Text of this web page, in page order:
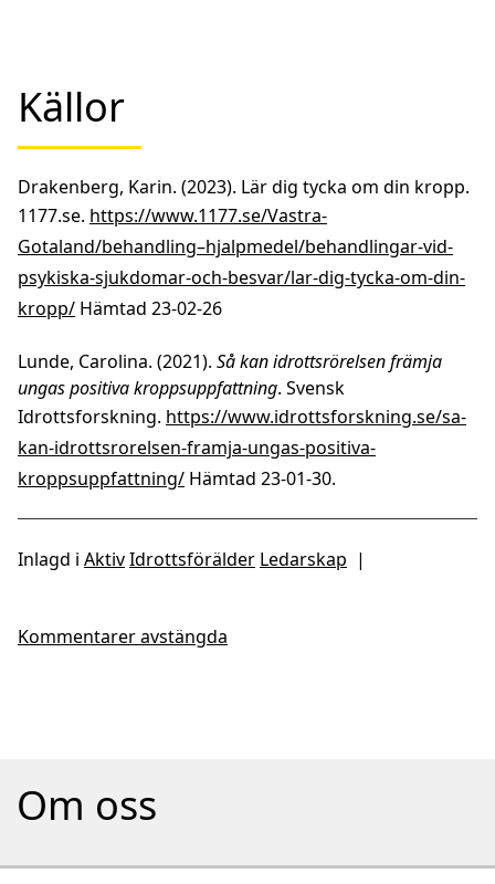
Källor
Drakenberg, Karin. (2023). Lär dig tycka om din kropp.
1177.se. https://www.1177.se/Vastra-
Gotaland/behandling–hjalpmedel/behandlingar-vid-
psykiska-sjukdomar-och-besvar/lar-dig-tycka-om-din-
kropp/ Hämtad 23-02-26
Lunde, Carolina. (2021). Så kan idrottsrörelsen främja
ungas positiva kroppsuppfattning. Svensk
Idrottsforskning. https://www.idrottsforskning.se/sa-
kan-idrottsrorelsen-framja-ungas-positiva-
kroppsuppfattning/ Hämtad 23-01-30.
Inlagd i AktivIdrottsförälder Ledarskap |
Kommentarer avstängda
Om oss